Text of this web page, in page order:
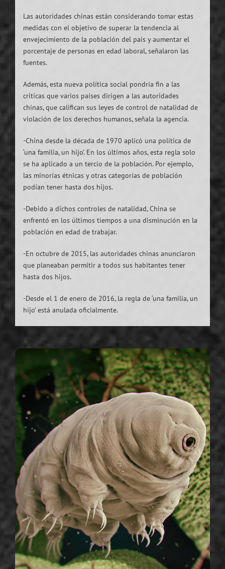
Las autoridades chinas están considerando tomar estas
medidas con el objetivo de superar la tendencia al
envejecimiento de la población del país y aumentar el
porcentaje de personas en edad laboral, señalaron las
fuentes.
Además, esta nueva política social pondría fin a las
criticas que varios países dirigen a las autoridades
chinas, que califican sus leyes de control de natalidad de
violación de los derechos humanos, señala la agencia.
-China desde la década de 1970 aplicó una política de
‘una familia, un hijo’. En los últimos años, esta regla solo
se ha aplicado a un tercio de la población. Por ejemplo,
las minorías étnicas y otras categorías de población
podían tener hasta dos hijos.
-Debido a dichos controles de natalidad, China se
enfrentó en los últimos tiempos a una disminución en la
población en edad de trabajar.
-En octubre de 2015, las autoridades chinas anunciaron
que planeaban permitir a todos sus habitantes tener
hasta dos hijos.
-Desde el 1 de enero de 2016, la regla de ‘una familia, un
hijo’ está anulada oficialmente.